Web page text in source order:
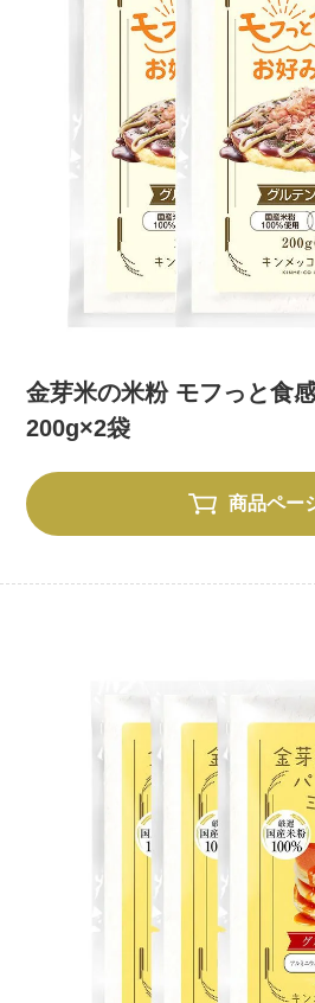
金芽米の米粉 モフっと食
200g×2袋
商品ペー